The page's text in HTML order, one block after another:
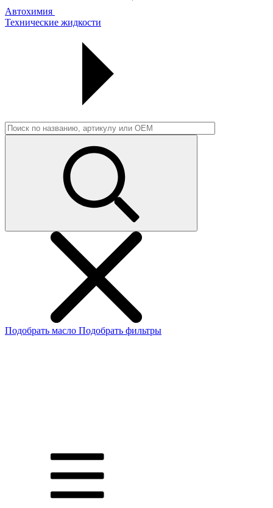
Автохимия
Технические жидкости
Подобрать масло Подобрать фильтры